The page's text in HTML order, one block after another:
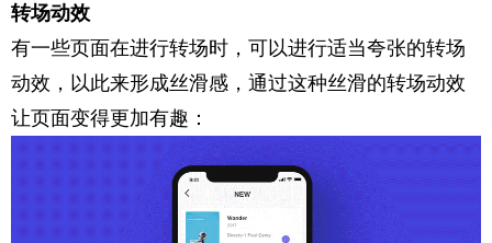
转场动效
有一些页面在进行转场时，可以进行适当夸张的转场
动效，以此来形成丝滑感，通过这种丝滑的转场动效
让页面变得更加有趣：